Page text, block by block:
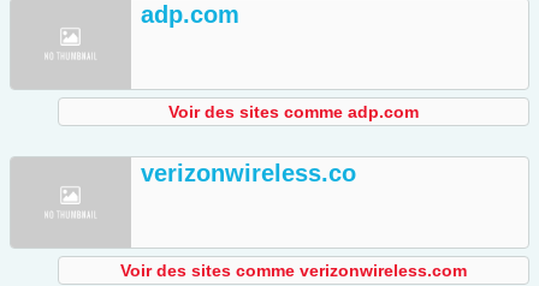
adp.com
Voir des sites comme adp.com
verizonwireless.co
Voir des sites comme verizonwireless.com